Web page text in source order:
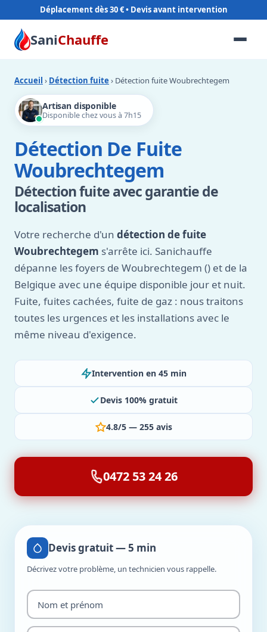
Déplacement dès 30 €
SaniChauffe
Accueil › Détection fuite › Détection fuite Woubrechtegem
Artisan disponible
Disponible chez vous à 7h15
Détection De Fuite
Woubrechtegem
Détection fuite avec garantie de
localisation
Votre recherche d'un détection de fuite
Woubrechtegem s'arrête ici. Sanichauffe
dépanne les foyers de Woubrechtegem () et de la
Belgique avec une équipe disponible jour et nuit.
Fuite, fuites cachées, fuite de gaz : nous traitons
toutes les urgences et les installations avec le
même niveau d'exigence.
Intervention en 45 min
Devis 100% gratuit
4.8/5 — 255 avis
0472 53 24 26
Devis gratuit — 5 min
Décrivez votre problème, un technicien vous rappelle.